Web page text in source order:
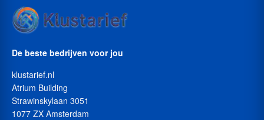
De beste bedrijven voor jou
klustarief.nl
Atrium Building
Strawinskylaan 3051
1077 ZX Amsterdam